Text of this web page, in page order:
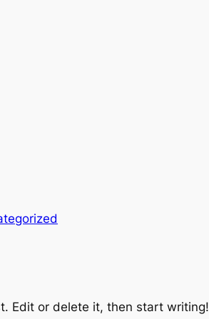
Edit or delete it, then start writing!